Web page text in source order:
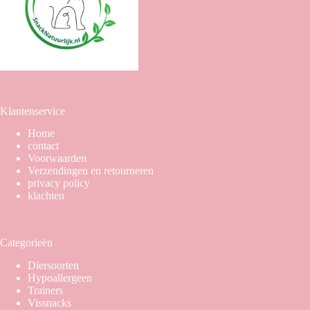
op
de
productpagina
Klantenservice
Home
contact
Voorwaarden
Verzendingen en retourneren
privacy policy
klachten
Categorieën
Diersoorten
Hypoallergeen
Trainers
Vissnacks